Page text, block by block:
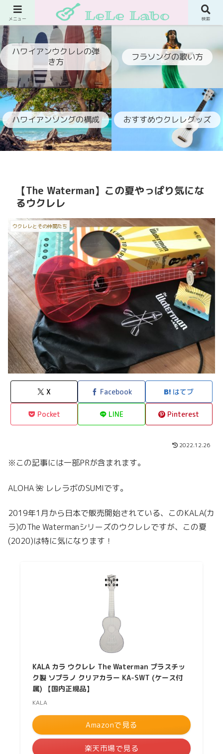
ウクレレでフラ伴奏ができるようになるブログ
ハワイアンウクレレの弾
き方
フラソングの歌い方
ハワイアンソングの構成 おすすめウクレレグッズ
【The Waterman】この夏やっぱり気にな
るウクレレ
ウクレレとその仲間たち
X Facebook はてブ
Pocket LINE Pinterest
2022.12.26
※この記事には一部PRが含まれます。
ALOHA 🌺 レレラボのSUMIです。
2019年1月から日本で販売開始されている、このKALA(カ
ラ)のThe Watermanシリーズのウクレレですが、この夏
(2020)は特に気になります！
KALA カラ ウクレレ The Waterman プラスチッ
ク製 ソプラノ クリアカラー KA-SWT (ケース付
属) 【国内正規品】
KALA
Amazonで見る
楽天市場で見る
メニュー 検索